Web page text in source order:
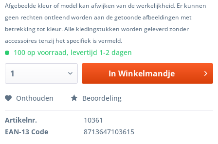
Afgebeelde kleur of model kan afwijken van de werkelijkheid. Er kunnen
geen rechten ontleend worden aan de getoonde afbeeldingen met
betrekking tot kleur. Alle kledingstukken worden geleverd zonder
accessoires tenzij het specifiek is vermeld.
100 op voorraad, levertijd 1-2 dagen
In Winkelmandje
Onthouden Beoordeling
Artikelnr.
10361
EAN-13 Code
8713647103615